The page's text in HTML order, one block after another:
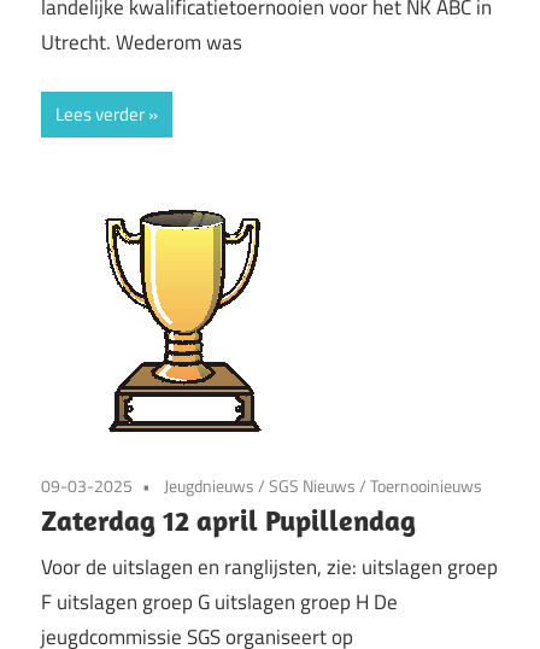
landelijke kwalificatietoernooien voor het NK ABC in
Utrecht. Wederom was
Lees verder
09-03-2025 Jeugdnieuws/SGS Nieuws/Toernooinieuws
Zaterdag 12 april Pupillendag
Voor de uitslagen en ranglijsten, zie: uitslagen groep
F uitslagen groep G uitslagen groep H De
jeugdcommissie SGS organiseert op